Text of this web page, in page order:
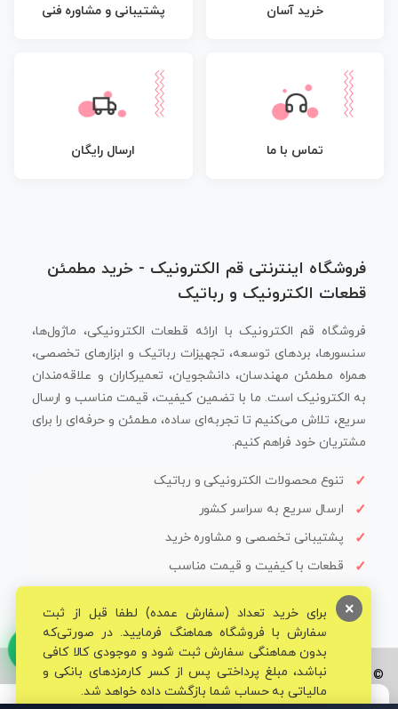
خرید آسان پشتیبانی و مشاوره فنی
تماس با ما ارسال رایگان
فروشگاه اینترنتی قم الکترونیک - خرید مطمئن
قطعات الکترونیک و رباتیک
فروشگاه قم الکترونیک با ارائه قطعات الکترونیکی، ماژول‌ها،
سنسورها، بردهای توسعه، تجهیزات رباتیک و ابزارهای تخصصی،
همراه مطمئن مهندسان، دانشجویان، تعمیرکاران و علاقه‌مندان
به الکترونیک است. ما با تضمین کیفیت، قیمت مناسب و ارسال
سریع، تلاش می‌کنیم تا تجربه‌ای ساده، مطمئن و حرفه‌ای را برای
مشتریان خود فراهم کنیم.
تنوع محصولات الکترونیکی و رباتیک
ارسال سریع به سراسر کشور
پشتیبانی تخصصی و مشاوره خرید
قطعات با کیفیت و قیمت مناسب
© تمامی حقوق برای فروشگاه تخصصی قم الکترونیک محفوظ می‌باشد.
برای خرید تعداد (سفارش عمده) لطفا قبل از ثبت
سفارش با فروشگاه هماهنگ فرمایید. در صورتی‌که
بدون هماهنگی سفارش ثبت شود و موجودی کالا کافی
نباشد، مبلغ پرداختی پس از کسر کارمزدهای بانکی و
مالیاتی به حساب شما بازگشت داده خواهد شد.
×